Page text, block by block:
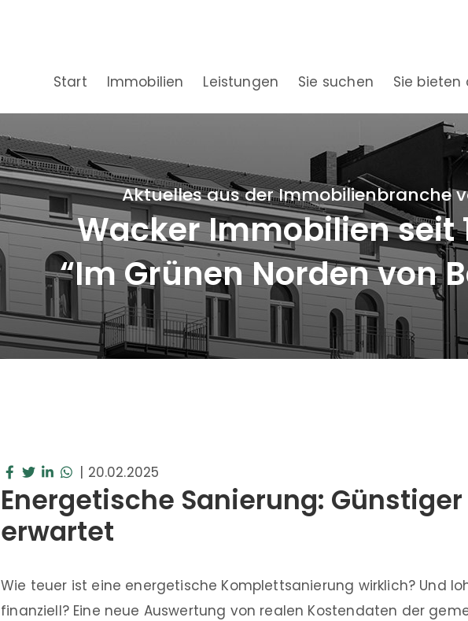
Start Immobilien Leistungen Sie suchen Sie bieten
Aktuelles aus der Immobilienbranche
Wacker Immobilien seit
“Im Grünen Norden von
| 20.02.2025
Energetische Sanierung:
erwartet
Wie teuer ist eine energetische Komplettsanierung wirklich? Und
finanziell? Eine neue Auswertung von realen Kostendaten der